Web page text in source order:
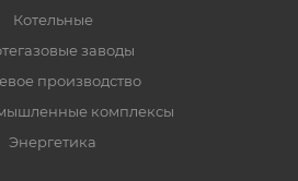
Котельные
заводы
производство
комплексы
Энергетика